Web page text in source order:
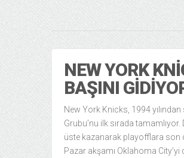
NEW YORK
BAŞINI
New York Knicks, 1994
Grubu’nu ilk sırada
üste kazanarak playofflara son
Pazar akşamı Oklahoma